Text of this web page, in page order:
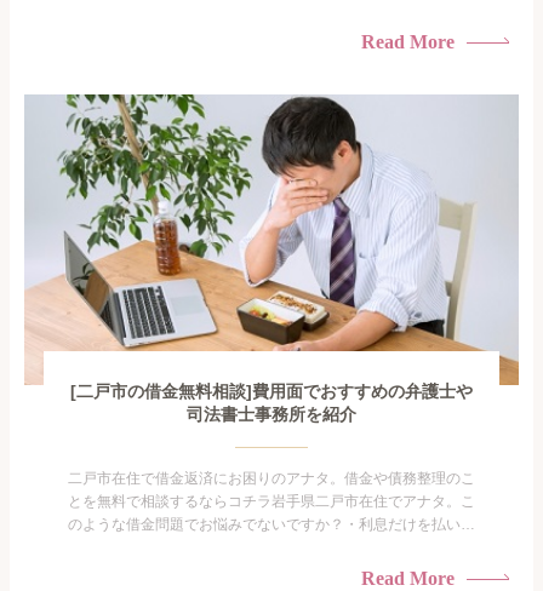
られたくない・借金の催促、取り立てで憂鬱になる。・闇金に
がありま...
Read More
[二戸市の借金無料相談]費用面でおすすめの弁護士や
司法書士事務所を紹介
二戸市在住で借金返済にお困りのアナタ。借金や債務整理のこ
とを無料で相談するならコチラ岩手県二戸市在住でアナタ。こ
のような借金問題でお悩みでないですか？・利息だけを払い続
られたくない・借金の催促、取り立てで憂鬱になる。・闇金に
Read More